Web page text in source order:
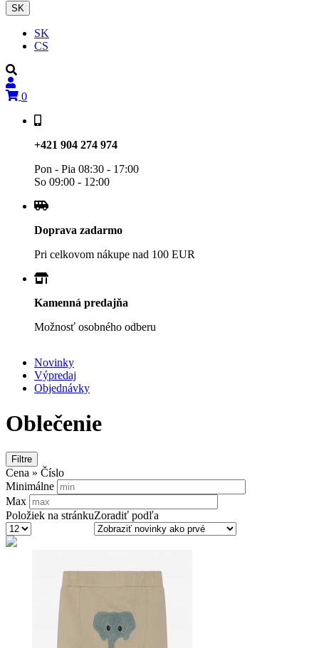
SK
SK
CS
0
+421 904 274 974
Pon - Pia 08:30 - 17:00
So 09:00 - 12:00
Doprava zadarmo
Pri celkovom nákupe nad 100 EUR
Kamenná predajňa
Možnosť osobného odberu
Secondary
navigation
Novinky
Výpredaj
Objednávky
Oblečenie
Filtre
Cena » Číslo
Minimálne
Max
Položiek na stránkuZoradiť podľa